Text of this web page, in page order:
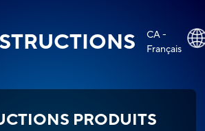
CA -
Français
PRODUITS